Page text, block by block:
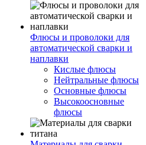
Флюсы и проволоки для
автоматической сварки и
наплавки
Кислые флюсы
Нейтральные флюсы
Основные флюсы
Высокоосновные
флюсы